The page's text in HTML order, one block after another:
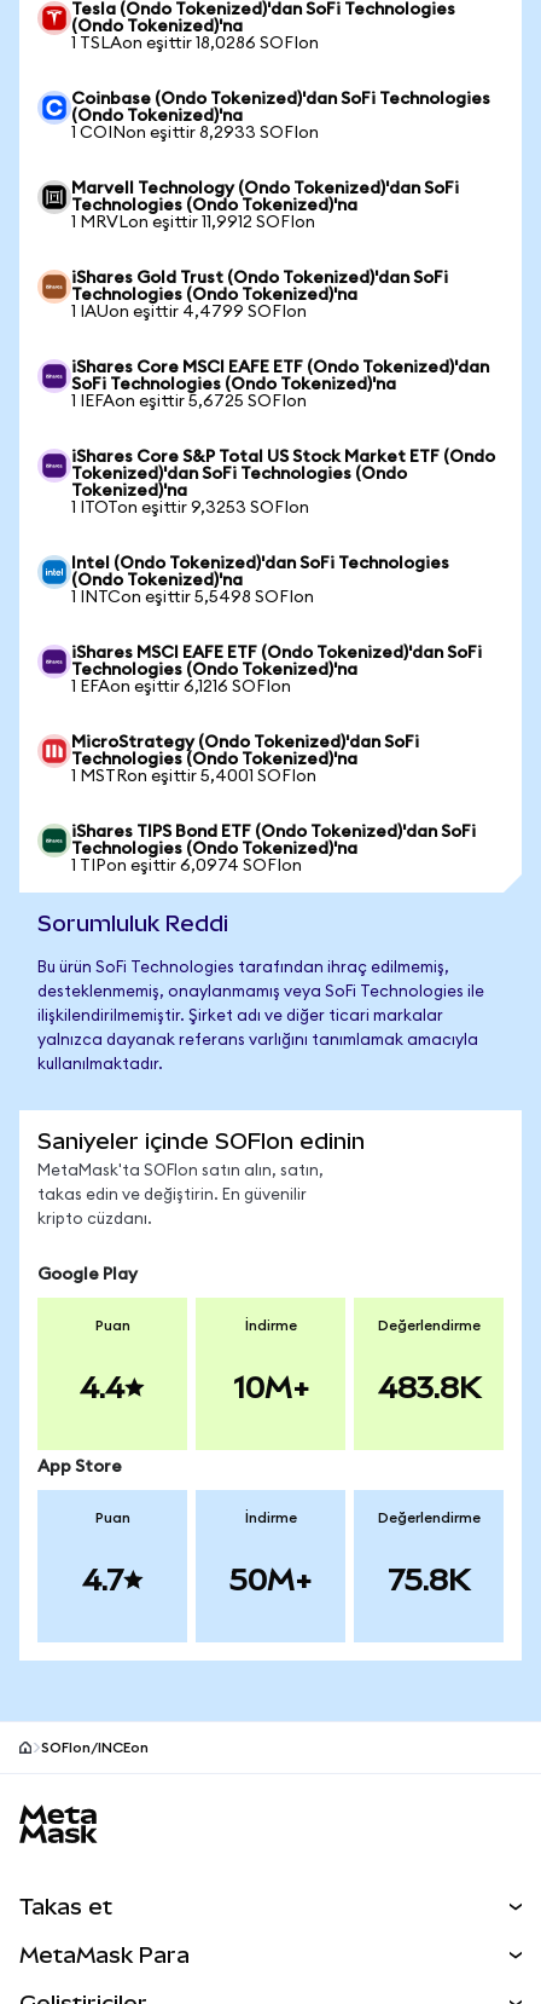
Tesla (Ondo Tokenized)'dan SoFi Technologies
(Ondo Tokenized)'na
1 TSLAon eşittir 18,0286 SOFIon
Coinbase (Ondo Tokenized)'dan SoFi Technologies
(Ondo Tokenized)'na
1 COINon eşittir 8,2933 SOFIon
Marvell Technology (Ondo Tokenized)'dan SoFi
Technologies (Ondo Tokenized)'na
1 MRVLon eşittir 11,9912 SOFIon
iShares Gold Trust (Ondo Tokenized)'dan SoFi
Technologies (Ondo Tokenized)'na
1 IAUon eşittir 4,4799 SOFIon
iShares Core MSCI EAFE ETF (Ondo Tokenized)'dan
SoFi Technologies (Ondo Tokenized)'na
1 IEFAon eşittir 5,6725 SOFIon
iShares Core S&P Total US Stock Market ETF (Ondo
Tokenized)'dan SoFi Technologies (Ondo
Tokenized)'na
1 ITOTon eşittir 9,3253 SOFIon
Intel (Ondo Tokenized)'dan SoFi Technologies
(Ondo Tokenized)'na
1 INTCon eşittir 5,5498 SOFIon
iShares MSCI EAFE ETF (Ondo Tokenized)'dan SoFi
Technologies (Ondo Tokenized)'na
1 EFAon eşittir 6,1216 SOFIon
MicroStrategy (Ondo Tokenized)'dan SoFi
Technologies (Ondo Tokenized)'na
1 MSTRon eşittir 5,4001 SOFIon
iShares TIPS Bond ETF (Ondo Tokenized)'dan SoFi
Technologies (Ondo Tokenized)'na
1 TIPon eşittir 6,0974 SOFIon
Sorumluluk Reddi
Bu ürün SoFi Technologies tarafından ihraç edilmemiş,
desteklenmemiş, onaylanmamış veya SoFi Technologies ile
ilişkilendirilmemiştir. Şirket adı ve diğer ticari markalar
yalnızca dayanak referans varlığını tanımlamak amacıyla
kullanılmaktadır.
Saniyeler içinde SOFIon edinin
MetaMask'ta SOFIon satın alın, satın,
takas edin ve değiştirin. En güvenilir
kripto cüzdanı.
Google Play
Puan
4.4
İndirme
10M+
Değerlendirme
483.8K
App Store
Puan
4.7
İndirme
50M+
Değerlendirme
75.8K
SOFIon/INCEon
Takas et
MetaMask Para